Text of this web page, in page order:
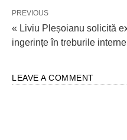
PREVIOUS
« Liviu Pleșoianu solicită
ingerințe în treburile
LEAVE A COMMENT